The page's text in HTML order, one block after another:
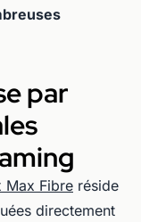
par
Max Fibre réside
directement